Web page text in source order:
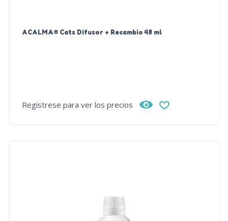
ACALMA® Cats Difusor + Recambio 48 ml
Regístrese para ver los precios